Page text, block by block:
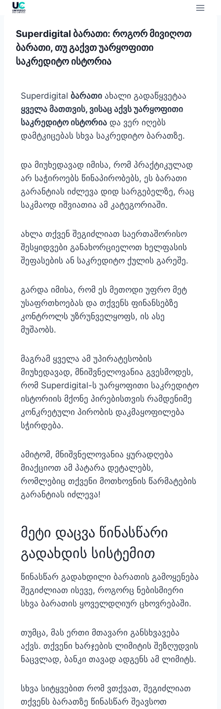
Superdigital ბარათი: როგორ მივიღოთ
ბარათი, თუ გაქვთ უარყოფითი
საკრედიტო ისტორია
Superdigital ბარათი ახალი გადაწყვეტაა
ყველა მათთვის, ვისაც აქვს უარყოფითი
საკრედიტო ისტორია და ვერ იღებს
დამტკიცებას სხვა საკრედიტო ბარათზე.
და მიუხედავად იმისა, რომ პრაქტიკულად
არ საჭიროებს წინაპირობებს, ეს ბარათი
გარანტიას იძლევა დიდ სარგებელზე, რაც
საკმაოდ იშვიათია ამ კატეგორიაში.
ახლა თქვენ შეგიძლიათ საერთაშორისო
შესყიდვები განახორციელოთ ხელფასის
შეფასების ან საკრედიტო ქულის გარეშე.
გარდა იმისა, რომ ეს მეთოდი უფრო მეტ
უსაფრთხოებას და თქვენს ფინანსებზე
კონტროლს უზრუნველყოფს, ის ასე
მუშაობს.
მაგრამ ყველა ამ უპირატესობის
მიუხედავად, მნიშვნელოვანია გვესმოდეს,
რომ Superdigital-ს უარყოფითი საკრედიტო
ისტორიის მქონე პირებისთვის რამდენიმე
კონკრეტული პირობის დაკმაყოფილება
სჭირდება.
ამიტომ, მნიშვნელოვანია ყურადღება
მიაქციოთ ამ პატარა დეტალებს,
რომლებიც თქვენი მოთხოვნის წარმატების
გარანტიას იძლევა!
მეტი დაცვა წინასწარი
გადახდის სისტემით
წინასწარ გადახდილი ბარათის გამოყენება
შეგიძლიათ ისევე, როგორც ნებისმიერი
სხვა ბარათის ყოველდღიურ ცხოვრებაში.
თუმცა, მას ერთი მთავარი განსხვავება
აქვს. თქვენი ხარჯების ლიმიტის შეზღუდვის
ნაცვლად, ბანკი თავად ადგენს ამ ლიმიტს.
სხვა სიტყვებით რომ ვთქვათ, შეგიძლიათ
თქვენს ბარათზე წინასწარ შეავსოთ